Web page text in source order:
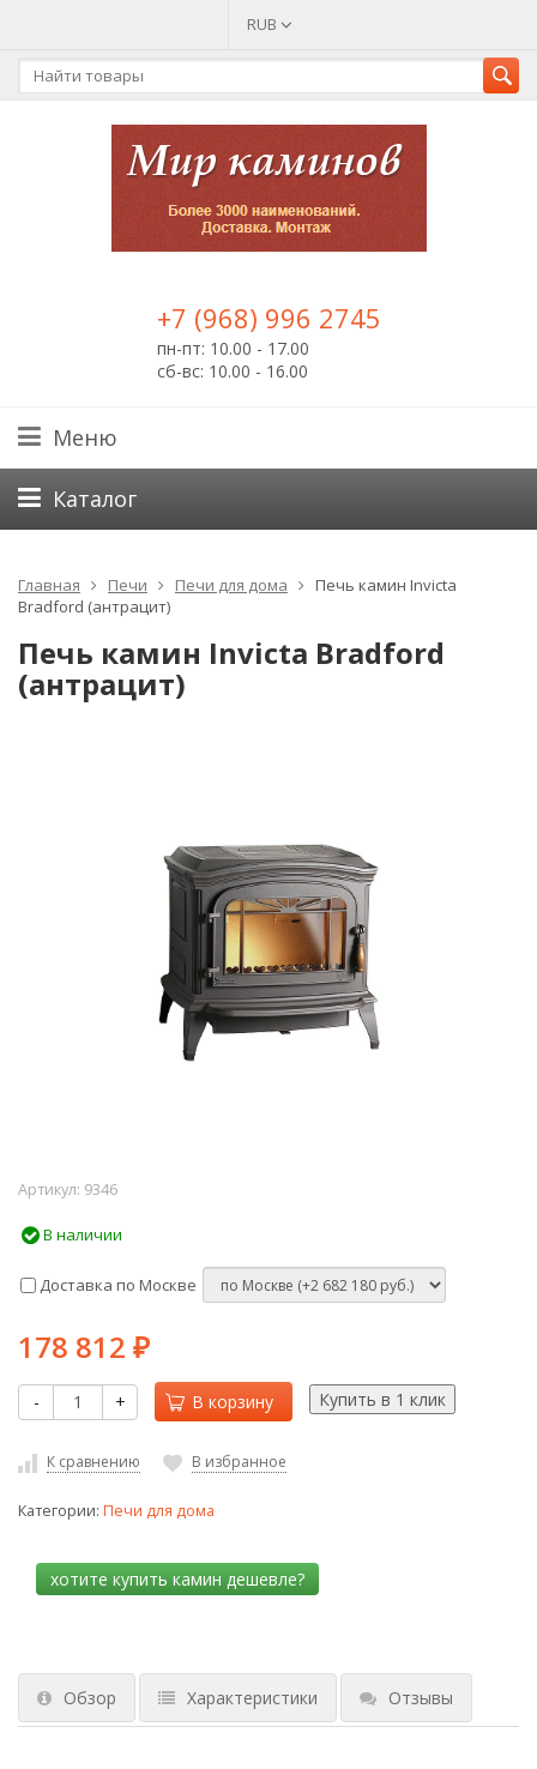
RUB
+7 (968) 996 2745
пн-пт: 10.00 - 17.00
сб-вс: 10.00 - 16.00
Меню
Каталог
Главная Печи Печи для дома
Печь камин Invicta
Bradford (антрацит)
Печь камин Invicta Bradford
(антрацит)
Артикул: 9346
В наличии
Доставка по Москве
178 812 ₽
- + В корзину
К сравнению В избранное
Категории: Печи для дома
Обзор Характеристики Отзывы